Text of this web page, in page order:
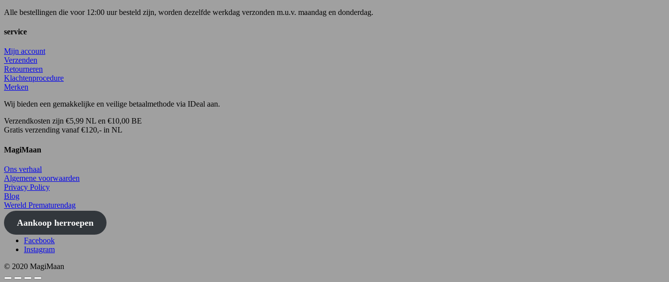
Alle bestellingen die voor 12:00 uur besteld zijn, worden dezelfde werkdag verzonden m.u.v. maandag en donderdag.
service
Mijn account
Verzenden
Retourneren
Klachtenprocedure
Merken
Wij bieden een gemakkelijke en veilige betaalmethode via IDeal aan.
Verzendkosten zijn €5,99 NL en €10,00 BE
Gratis verzending vanaf €120,- in NL
MagiMaan
Ons verhaal
Algemene voorwaarden
Privacy Policy
Blog
Wereld Prematurendag
Aankoop herroepen
Facebook
Instagram
© 2020 MagiMaan